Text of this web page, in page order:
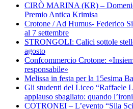
CIRÒ MARINA (KR) –
Premio Antica Krimisa
Crotone / Ad Humus- Federico
al 7 settembre
STRONGOLI: Calici sottole
agosto
Confcommercio Crotone:
responsabile»
Melissa in festa per la 15esima
Gli studenti del Liceo “Raffaele
applauso sbagliato: quando
COTRONEI – L’evento “Sila